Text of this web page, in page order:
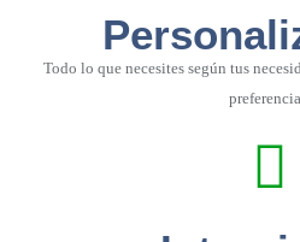
Todo lo que necesites según tus